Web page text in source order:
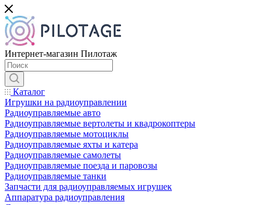
Интернет-магазин Пилотаж
Каталог
Игрушки на радиоуправлении
Радиоуправляемые авто
Радиоуправляемые вертолеты и квадрокоптеры
Радиоуправляемые мотоциклы
Радиоуправляемые яхты и катера
Радиоуправляемые самолеты
Радиоуправляемые поезда и паровозы
Радиоуправляемые танки
Запчасти для радиоуправляемых игрушек
Аппаратура радиоуправления